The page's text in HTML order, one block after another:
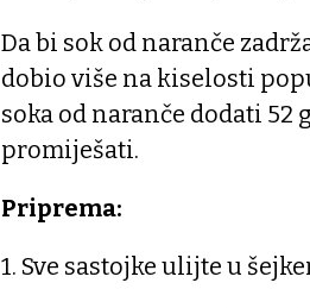
Da bi sok od naranče
dobio više na kiselosti
soka od naranče dodati
promiješati.
Priprema:
1. Sve sastojke ulijte u